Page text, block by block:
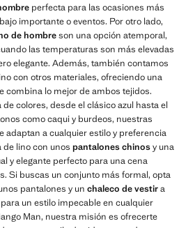
perfecta para las ocasiones más
importante o eventos. Por otro lado,
de hombreson una opción atemporal,
las temperaturas son más elevadas
elegante. Además, también contamos
con otros materiales, ofreciendo una
combina lo mejor de ambos tejidos.
colores, desde el clásico azul hasta el
como caqui y burdeos, nuestras
adaptan a cualquier estilo y preferencia
lino con unos pantalones chinosy una
y elegante perfecto para una cena
Si buscas un conjunto más formal, opta
pantalones y un chaleco de vestira
para un estilo impecable en cualquier
Man, nuestra misión es ofrecerte